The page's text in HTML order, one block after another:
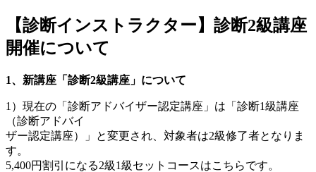
jpca.co
【診断インストラクター】診断2級講座
開催について
1、新講座「診断2級講座」について
1）現在の「診断アドバイザー認定講座」は「診断1級講座
（診断アドバイ
ザー認定講座）」と変更され、対象者は2級修了者となりま
す。
5,400円割引になる2級1級セットコースはこちらです。